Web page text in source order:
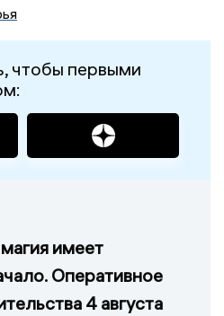
чтобы первыми
имеет
Оперативное
4 августа